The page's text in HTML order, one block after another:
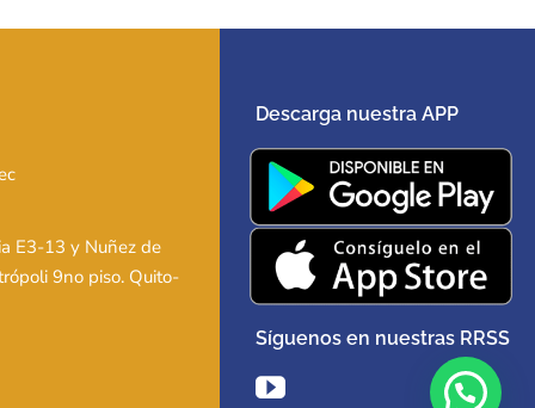
E3-13 y Nuñez de
9no piso. Quito-
Descarga nuestra APP
Síguenos en nuestras RRSS